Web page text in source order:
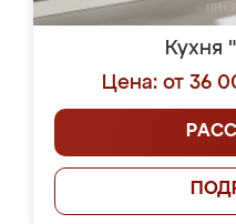
Кухня
Цена: от 36